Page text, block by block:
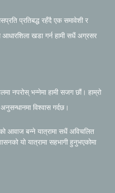
प्रतिबद्ध रहँदै एक समावेशी र
आधारशिला खडा गर्न हामी सधैं अग्रसर
नपरोस् भन्नेमा हामी सजग छौं। हाम्रो
विश्वास गर्दछ।
आवाज बन्ने यात्रामा सधैं अविचलित
यो यात्रामा सहभागी हुनुभएकोमा